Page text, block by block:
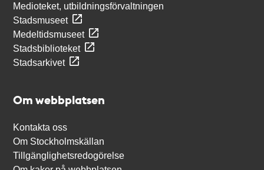
Medioteket, utbildningsförvaltningen
Stadsmuseet
Medeltidsmuseet
Stadsbiblioteket
Stadsarkivet
Om webbplatsen
Kontakta oss
Om Stockholmskällan
Tillgänglighetsredogörelse